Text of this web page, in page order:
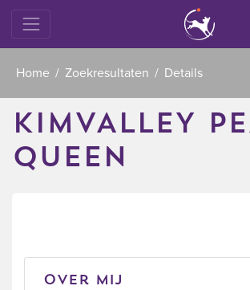
Home Zoekresultaten Details
KIMVALLEY
QUEEN
Over mij